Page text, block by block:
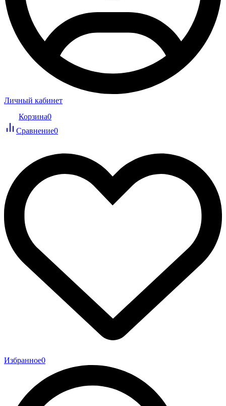
Личный кабинет
Корзина0
Сравнение0
Избранное0